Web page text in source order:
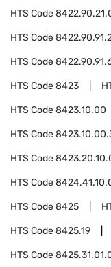
HTS Code
HTS Code
HTS Code
HTS Code8423
HTS Code8423.10.00
HTS Code
HTS Code
HTS Code
HTS Code8425
HTS Code8425.19
HTS Code